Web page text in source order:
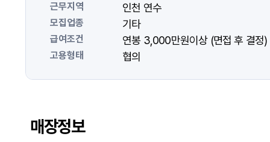
근무지역 인천 연수
모집업종 기타
급여조건 연봉 3,000만원이상 (면접 후 결정)
고용형태 협의
매장정보